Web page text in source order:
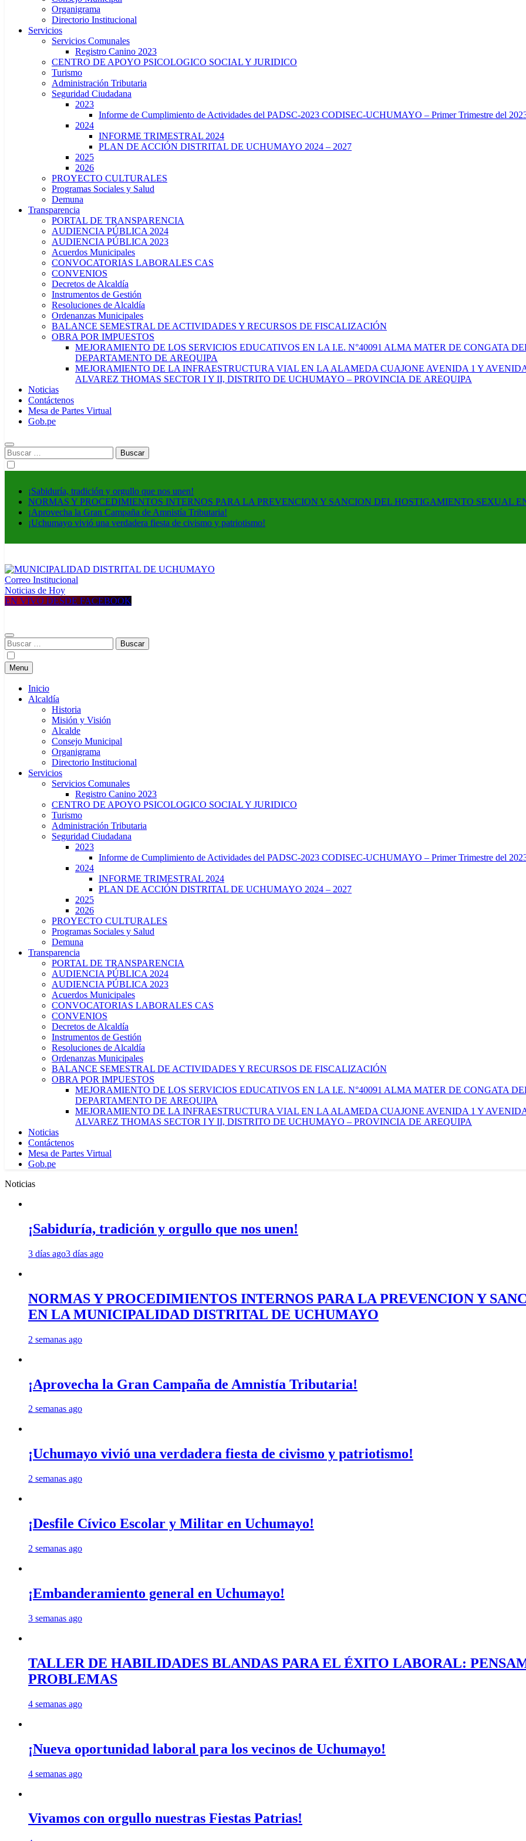
Organigrama
Directorio Institucional
Servicios
Servicios Comunales
Registro Canino 2023
CENTRO DE APOYO PSICOLOGICO SOCIAL Y JURIDICO
Turismo
Administración Tributaria
Seguridad Ciudadana
2023
Informe de Cumplimiento de Actividades del PADSC-2023 CODISEC-UCHUMAYO – Primer Trimestre del
2024
INFORME TRIMESTRAL 2024
PLAN DE ACCIÓN DISTRITAL DE UCHUMAYO 2024 – 2027
2025
2026
PROYECTO CULTURALES
Programas Sociales y Salud
Demuna
Transparencia
PORTAL DE TRANSPARENCIA
AUDIENCIA PÚBLICA 2024
AUDIENCIA PÚBLICA 2023
Acuerdos Municipales
CONVOCATORIAS LABORALES CAS
CONVENIOS
Decretos de Alcaldía
Instrumentos de Gestión
Resoluciones de Alcaldía
Ordenanzas Municipales
BALANCE SEMESTRAL DE ACTIVIDADES Y RECURSOS DE FISCALIZACIÓN
OBRA POR IMPUESTOS
MEJORAMIENTO DE LOS SERVICIOS EDUCATIVOS EN LA I.E. N°40091 ALMA MATER DE CONGATA
DEPARTAMENTO DE AREQUIPA
MEJORAMIENTO DE LA INFRAESTRUCTURA VIAL EN LA ALAMEDA CUAJONE AVENIDA 1 Y
ALVAREZ THOMAS SECTOR I Y II, DISTRITO DE UCHUMAYO – PROVINCIA DE AREQUIPA
Noticias
Contáctenos
Mesa de Partes Virtual
Gob.pe
Buscar:
¡Sabiduría, tradición y orgullo que nos unen!
NORMAS Y PROCEDIMIENTOS INTERNOS PARA LA PREVENCION Y SANCION DEL HOSTIGAMIENTO SEXUAL
¡Aprovecha la Gran Campaña de Amnistía Tributaria!
¡Uchumayo vivió una verdadera fiesta de civismo y patriotismo!
MUNICIPALIDAD DISTRITAL DE UCHUMAYO
Construyendo una nueva Historia
Correo Institucional
Noticias de Hoy
EN VIVO DESDE FACEBOOK
Buscar:
Menu
Inicio
Alcaldía
Historia
Misión y Visión
Alcalde
Consejo Municipal
Organigrama
Directorio Institucional
Servicios
Servicios Comunales
Registro Canino 2023
CENTRO DE APOYO PSICOLOGICO SOCIAL Y JURIDICO
Turismo
Administración Tributaria
Seguridad Ciudadana
2023
Informe de Cumplimiento de Actividades del PADSC-2023 CODISEC-UCHUMAYO – Primer Trimestre del
2024
INFORME TRIMESTRAL 2024
PLAN DE ACCIÓN DISTRITAL DE UCHUMAYO 2024 – 2027
2025
2026
PROYECTO CULTURALES
Programas Sociales y Salud
Demuna
Transparencia
PORTAL DE TRANSPARENCIA
AUDIENCIA PÚBLICA 2024
AUDIENCIA PÚBLICA 2023
Acuerdos Municipales
CONVOCATORIAS LABORALES CAS
CONVENIOS
Decretos de Alcaldía
Instrumentos de Gestión
Resoluciones de Alcaldía
Ordenanzas Municipales
BALANCE SEMESTRAL DE ACTIVIDADES Y RECURSOS DE FISCALIZACIÓN
OBRA POR IMPUESTOS
MEJORAMIENTO DE LOS SERVICIOS EDUCATIVOS EN LA I.E. N°40091 ALMA MATER DE CONGATA
DEPARTAMENTO DE AREQUIPA
MEJORAMIENTO DE LA INFRAESTRUCTURA VIAL EN LA ALAMEDA CUAJONE AVENIDA 1 Y
ALVAREZ THOMAS SECTOR I Y II, DISTRITO DE UCHUMAYO – PROVINCIA DE AREQUIPA
Noticias
Contáctenos
Mesa de Partes Virtual
Gob.pe
Noticias
¡Sabiduría, tradición y orgullo que nos unen!
3 días ago3 días ago
NORMAS Y PROCEDIMIENTOS INTERNOS PARA LA PREVENCION Y
EN LA MUNICIPALIDAD DISTRITAL DE UCHUMAYO
2 semanas ago
¡Aprovecha la Gran Campaña de Amnistía Tributaria!
2 semanas ago
¡Uchumayo vivió una verdadera fiesta de civismo y patriotismo!
2 semanas ago
¡Desfile Cívico Escolar y Militar en Uchumayo!
2 semanas ago
¡Embanderamiento general en Uchumayo!
3 semanas ago
TALLER DE HABILIDADES BLANDAS PARA EL ÉXITO LABORAL:
PROBLEMAS
4 semanas ago
¡Nueva oportunidad laboral para los vecinos de Uchumayo!
4 semanas ago
Vivamos con orgullo nuestras Fiestas Patrias!